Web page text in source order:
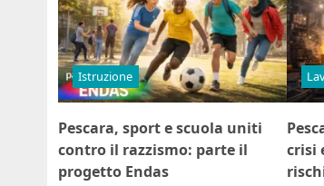
Istruzione
Pescara, sport e scuola uniti
contro il razzismo: parte il
progetto Endas
crisi